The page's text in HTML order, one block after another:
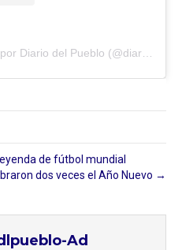
de fútbol mundial
dos veces el Año Nuevo →
Ad